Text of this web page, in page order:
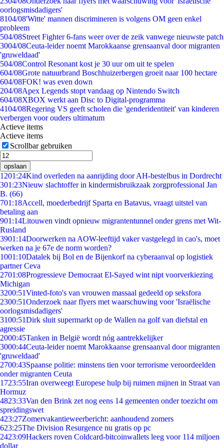
oorlogsmisdadigers'
8104/08'Witte' mannen discrimineren is volgens OM geen enkel
probleem
504/08Street Fighter 6-fans weer over de zeik vanwege nieuwste patch
3004/08Ceuta-leider noemt Marokkaanse grensaanval door migranten
'gruweldaad'
504/08Control Resonant kost je 30 uur om uit te spelen
604/08Grote natuurbrand Boschhuizerbergen groeit naar 100 hectare
604/08FOK! was even down
204/08Apex Legends stopt vandaag op Nintendo Switch
604/08XBOX werkt aan Disc to Digital-programma
4104/08Regering VS geeft scholen die 'genderidentiteit' van kinderen
verbergen voor ouders ultimatum
Actieve items
Actieve items
Scrollbar gebruiken
opslaan
1201:24Kind overleden na aanrijding door AH-bestelbus in Dordrecht
301:23Nieuw slachtoffer in kindermisbruikzaak zorgprofessional Jan
B. (66)
701:18Accell, moederbedrijf Sparta en Batavus, vraagt uitstel van
betaling aan
901:14Litouwen vindt opnieuw migrantentunnel onder grens met Wit-
Rusland
3901:14Doorwerken na AOW-leeftijd vaker vastgelegd in cao's, moet
werken na je 67e de norm worden?
1001:10Datalek bij Bol en de Bijenkorf na cyberaanval op logistiek
partner Ceva
2701:08Progressieve Democraat El-Sayed wint nipt voorverkiezing
Michigan
3200:51Vinted-foto's van vrouwen massaal gedeeld op seksfora
2300:51Onderzoek naar flyers met waarschuwing voor 'Israëlische
oorlogsmisdadigers'
3100:51Dirk sluit supermarkt op de Wallen na golf van diefstal en
agressie
2000:45Tanken in België wordt nóg aantrekkelijker
3000:44Ceuta-leider noemt Marokkaanse grensaanval door migranten
'gruweldaad'
2700:43Spaanse politie: minstens tien voor terrorisme veroordeelden
onder migranten Ceuta
1723:55Iran overweegt Europese hulp bij ruimen mijnen in Straat van
Hormuz
4823:33Van den Brink zet nog eens 14 gemeenten onder toezicht om
spreidingswet
423:27Zomervakantieweerbericht: aanhoudend zomers
623:25The Division Resurgence nu gratis op pc
2423:09Hackers roven Coldcard-bitcoinwallets leeg voor 114 miljoen
dollar